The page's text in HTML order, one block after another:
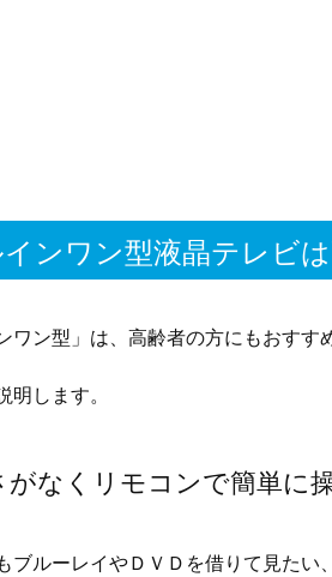
ンワン型液晶テレビ
ワン型」は、高齢者の方にもおすす
明します。
がなくリモコンで簡単に
ブルーレイやＤＶＤを借りて見たい